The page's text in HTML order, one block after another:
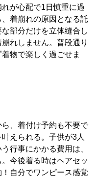
が心配で1日慎重に過
着崩れの原因となる託
部分だけを立体縫合し
れしません。普段通り
物で楽しく過ごせま
、着付け予約も不要で
えられる。子供が3人
行事にかかる費用は、
今後着る時はヘアセッ
自分でワンピース感覚